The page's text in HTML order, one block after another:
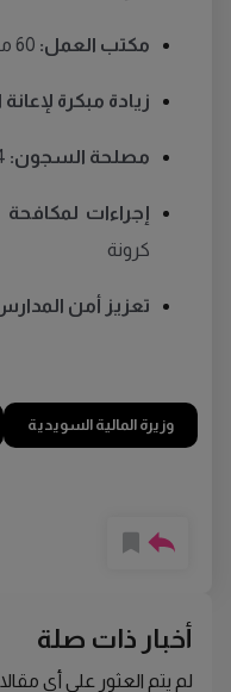
مكتب العمل:
زيادة مبكرة لإعانة
مصلحة السجون:
إجراءات
كرونة
تعزيز أمن
وزيرة المالية السويدية
أخبار ذات صلة
لم يتم العثور على أي